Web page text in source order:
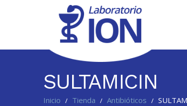
Laboratorio
SULTAMICIN
Inicio / Tienda / Antibióticos /